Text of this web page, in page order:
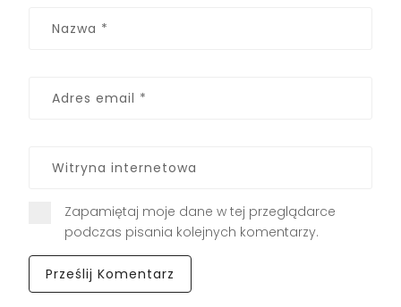
Zapamiętaj moje dane w tej przeglądarce
podczas pisania kolejnych komentarzy.